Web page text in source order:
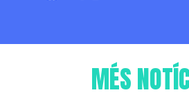
MÉS